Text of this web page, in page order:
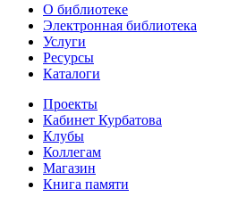
О библиотеке
Электронная библиотека
Услуги
Ресурсы
Каталоги
Проекты
Кабинет Курбатова
Клубы
Коллегам
Магазин
Книга памяти